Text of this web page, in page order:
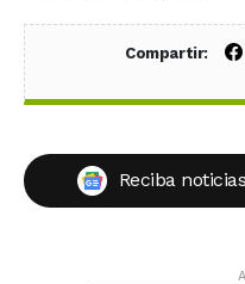
Compartir:
Reciba